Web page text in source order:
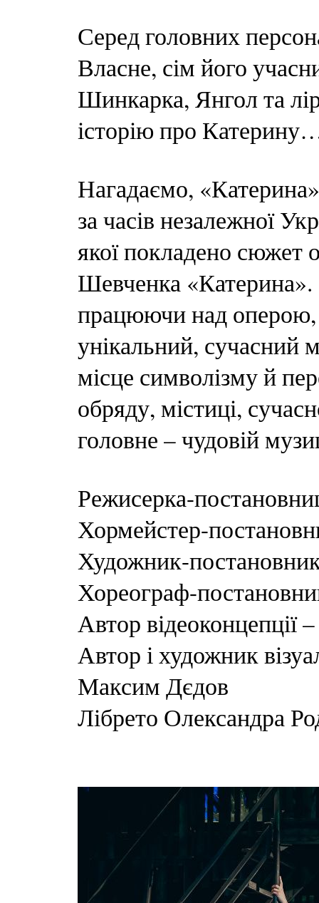
Серед головних
Власне, сім його
Шинкарка, Янгол та
історію про
Нагадаємо,
за часів незалежної
якої покладено сюжет
Шевченка
працюючи над оперою,
унікальний, сучасний
місце символізму й
обряду, містиці,
головне – чудовій
Режисерка-
Хормейстер-
Художник-
Хореограф-
Автор
Автор і художник
Максим Дєдов
Лібрето Олександра